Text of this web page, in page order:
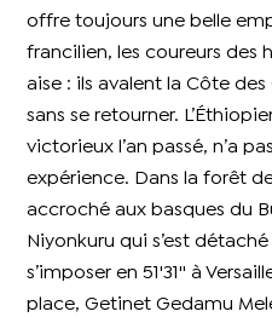
offre toujours une belle
francilien, les coureurs des
aise : ils avalent la Côte
sans se retourner.
victorieux l’an passé, n’a
expérience. Dans la forêt
accroché aux basques du
Niyonkuru qui s’est
s’imposer en 51'31'' à
place, Getinet Gedamu